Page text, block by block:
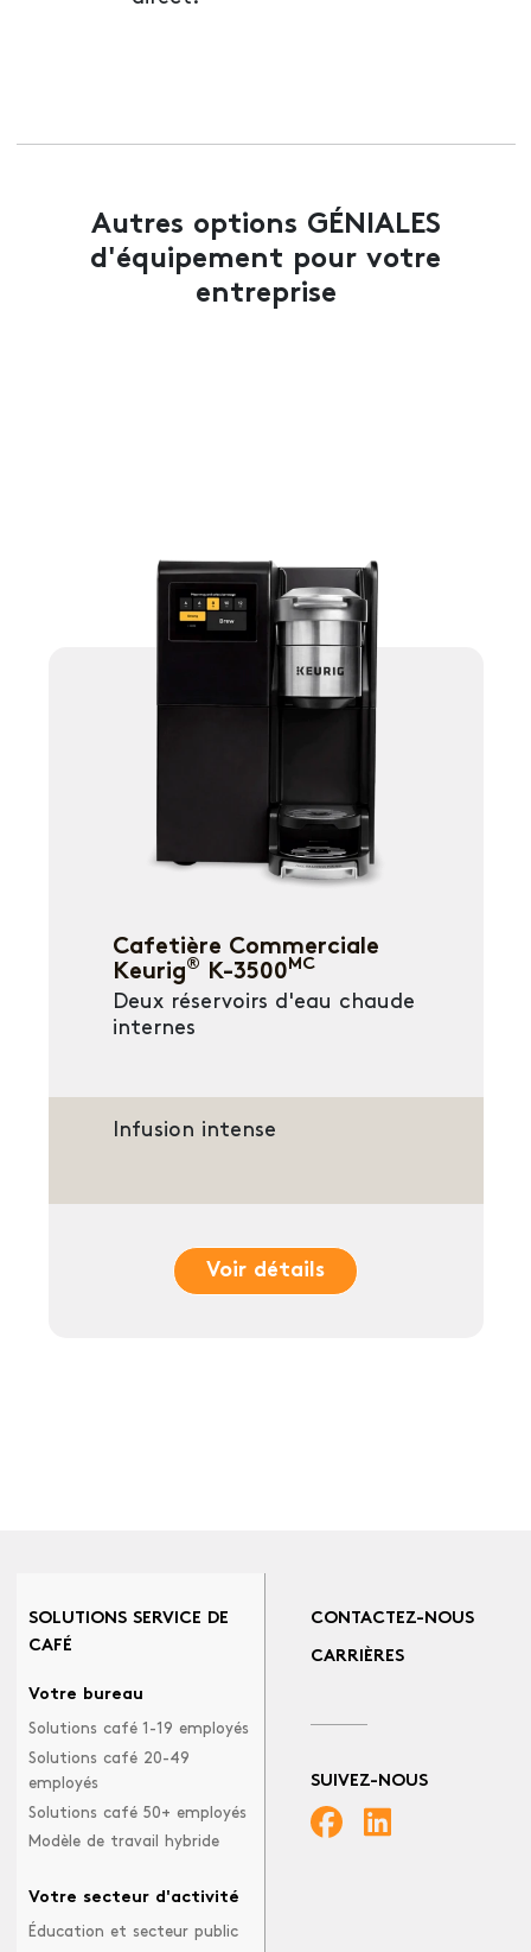
Autres options GÉNIALES
d'équipement pour votre
entreprise
Cafetière Commerciale
Keurig® K-3500MC
Deux réservoirs d'eau chaude
internes
Infusion intense
Voir détails
SOLUTIONS SERVICE DE
CAFÉ
Votre bureau
Solutions café 1-19 employés
Solutions café 20-49
employés
Solutions café 50+ employés
Modèle de travail hybride
Votre secteur d'activité
Éducation et secteur public
CONTACTEZ-NOUS
CARRIÈRES
SUIVEZ-NOUS